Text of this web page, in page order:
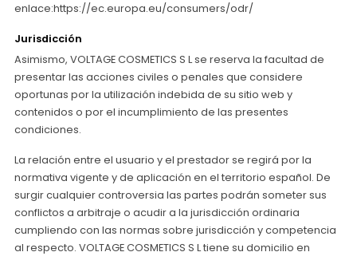
enlace:https://ec.europa.eu/consumers/odr/
Jurisdicción
Asimismo, VOLTAGE COSMETICS S L se reserva la facultad de
presentar las acciones civiles o penales que considere
oportunas por la utilización indebida de su sitio web y
contenidos o por el incumplimiento de las presentes
condiciones.
La relación entre el usuario y el prestador se regirá por la
normativa vigente y de aplicación en el territorio español. De
surgir cualquier controversia las partes podrán someter sus
conflictos a arbitraje o acudir a la jurisdicción ordinaria
cumpliendo con las normas sobre jurisdicción y competencia
al respecto. VOLTAGE COSMETICS S L tiene su domicilio en